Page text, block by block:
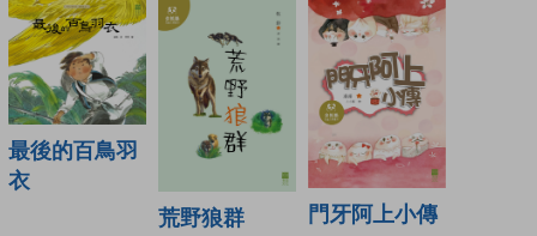
最後的百鳥羽
衣
荒野狼群
門牙阿上小傳